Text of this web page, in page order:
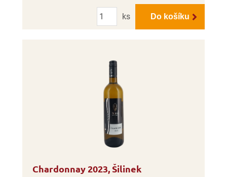
Počet
ks
Do košíku
Chardonnay 2023, Šilinek